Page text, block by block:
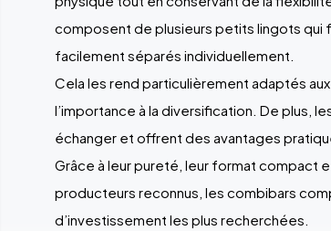
composent de plusieurs petits lingots
facilement séparés individuellement.
Cela les rend particulièrement adaptés
l’importance à la diversification. De plus,
échanger et offrent des avantages
Grâce à leur pureté, leur format compact
producteurs reconnus, les combibars
d’investissement les plus recherchées.